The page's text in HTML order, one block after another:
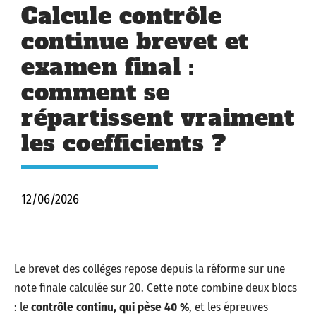
Calcule contrôle
continue brevet et
examen final :
comment se
répartissent vraiment
les coefficients ?
12/06/2026
Le brevet des collèges repose depuis la réforme sur une
note finale calculée sur 20. Cette note combine deux blocs
: lecontrôle continu, qui pèse 40 %, et les épreuves